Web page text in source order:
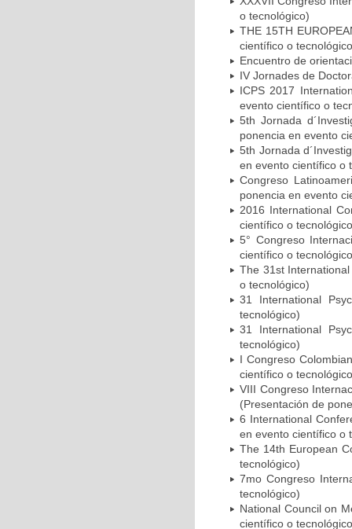
o tecnológico)
THE 15TH
científico o
Encuentro de
IV Jornades de
ICPS 2017
evento científico o
5th Jornada
ponencia en evento
5th Jornada
en evento científico o
Congreso
ponencia en evento
2016 International
científico o
5° Congreso
científico o
The 31st
o tecnológico)
31 International
tecnológico)
31 International
tecnológico)
I Congreso
científico o
VIII Congreso
(Presentación de
6 International
en evento científico o
The 14th European
tecnológico)
7mo Congreso
tecnológico)
National Council on
científico o